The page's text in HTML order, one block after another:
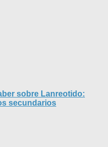
sobre Lanreotido:
secundarios